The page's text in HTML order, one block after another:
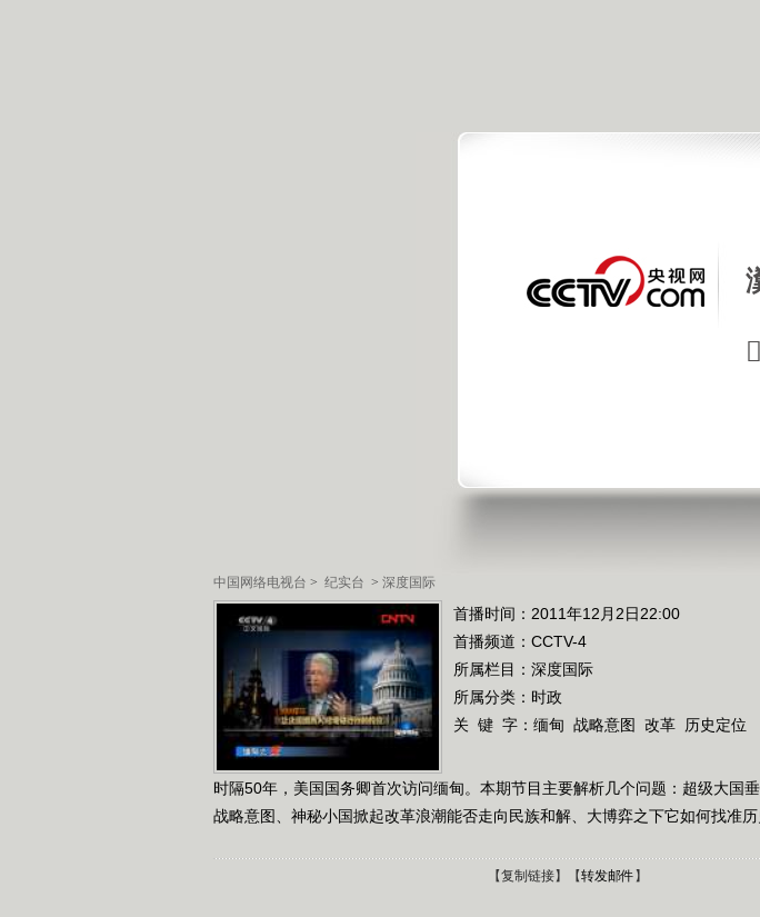
中国网络电视台 > 纪实台 > 深度国际
首播时间：2011年12月2日22:00
首播频道： CCTV-4
所属栏目： 深度国际
所属分类：时政
关 键 字： 缅甸 战略意图 改革 历史定位
时隔50年，美国国务卿首次访问缅甸。本期节目主要解析几个问题：超级大国
战略意图、神秘小国掀起改革浪潮能否走向民族和解、大博弈之下它如何找准历
【复制链接】【转发邮件 】